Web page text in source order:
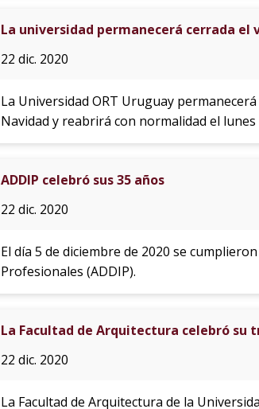
La universidad permanecerá cerrada el
22 dic. 2020
La Universidad ORT Uruguay
Navidad y reabrirá con normalidad el lunes
ADDIP celebró sus 35 años
22 dic. 2020
El día 5 de diciembre de 2020 se
Profesionales (ADDIP).
La Facultad de Arquitectura celebró su
22 dic. 2020
La Facultad de Arquitectura de la